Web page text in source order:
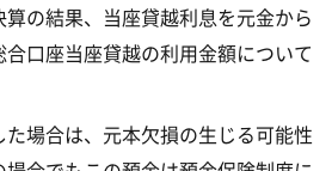
の結果、当座貸越利息を元金から
口座当座貸越の利用金額について
場合は、元本欠損の生じる可能性